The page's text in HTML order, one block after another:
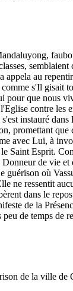
appela au
s'Il
que
contre
instauré
promettant
avec Lui, à
Esprit.
de vie
guérison où
ne ressentit
dans le
de la
de temps
de la ville